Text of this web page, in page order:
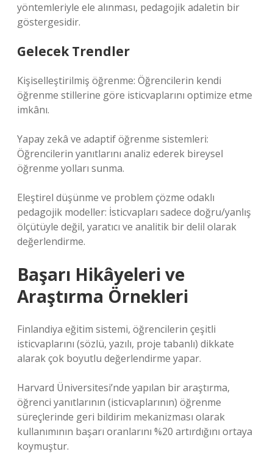
yöntemleriyle ele alınması, pedagojik adaletin bir
göstergesidir.
Gelecek Trendler
Kişiselleştirilmiş öğrenme: Öğrencilerin kendi
öğrenme stillerine göre isticvaplarını optimize etme
imkânı.
Yapay zekâ ve adaptif öğrenme sistemleri:
Öğrencilerin yanıtlarını analiz ederek bireysel
öğrenme yolları sunma.
Eleştirel düşünme ve problem çözme odaklı
pedagojik modeller: İsticvapları sadece doğru/yanlış
ölçütüyle değil, yaratıcı ve analitik bir delil olarak
değerlendirme.
Başarı Hikâyeleri ve
Araştırma Örnekleri
Finlandiya eğitim sistemi, öğrencilerin çeşitli
isticvaplarını (sözlü, yazılı, proje tabanlı) dikkate
alarak çok boyutlu değerlendirme yapar.
Harvard Üniversitesi’nde yapılan bir araştırma,
öğrenci yanıtlarının (isticvaplarının) öğrenme
süreçlerinde geri bildirim mekanizması olarak
kullanımının başarı oranlarını %20 artırdığını ortaya
koymuştur.